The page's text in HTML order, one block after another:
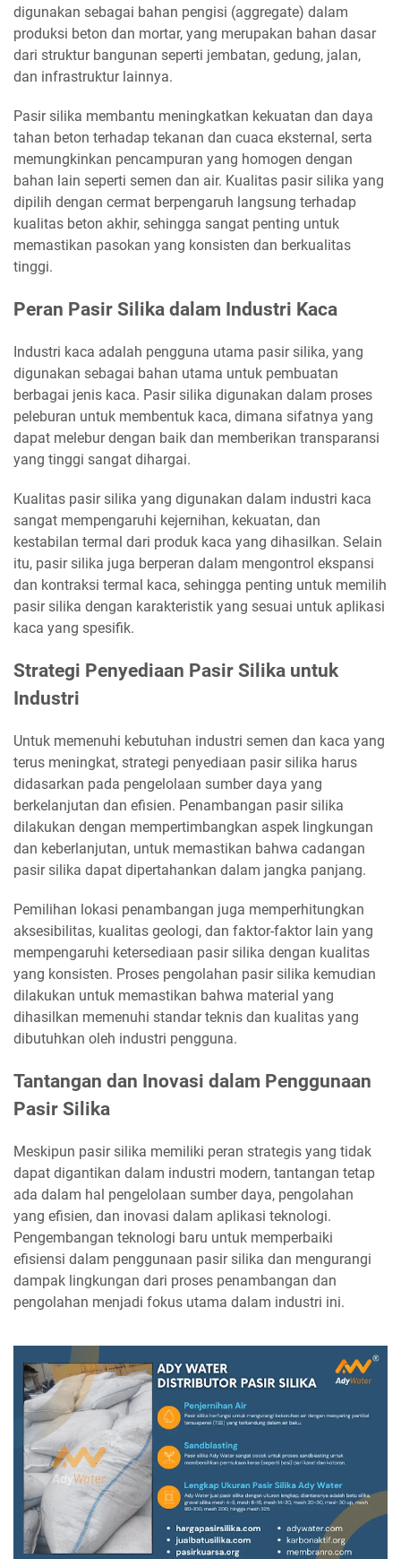
digunakan sebagai bahan pengisi (aggregate) dalam
produksi beton dan mortar, yang merupakan bahan dasar
dari struktur bangunan seperti jembatan, gedung, jalan,
dan infrastruktur lainnya.
Pasir silika membantu meningkatkan kekuatan dan daya
tahan beton terhadap tekanan dan cuaca eksternal, serta
memungkinkan pencampuran yang homogen dengan
bahan lain seperti semen dan air. Kualitas pasir silika yang
dipilih dengan cermat berpengaruh langsung terhadap
kualitas beton akhir, sehingga sangat penting untuk
memastikan pasokan yang konsisten dan berkualitas
tinggi.
Peran Pasir Silika dalam Industri Kaca
Industri kaca adalah pengguna utama pasir silika, yang
digunakan sebagai bahan utama untuk pembuatan
berbagai jenis kaca. Pasir silika digunakan dalam proses
peleburan untuk membentuk kaca, dimana sifatnya yang
dapat melebur dengan baik dan memberikan transparansi
yang tinggi sangat dihargai.
Kualitas pasir silika yang digunakan dalam industri kaca
sangat mempengaruhi kejernihan, kekuatan, dan
kestabilan termal dari produk kaca yang dihasilkan. Selain
itu, pasir silika juga berperan dalam mengontrol ekspansi
dan kontraksi termal kaca, sehingga penting untuk memilih
pasir silika dengan karakteristik yang sesuai untuk aplikasi
kaca yang spesifik.
Strategi Penyediaan Pasir Silika untuk
Industri
Untuk memenuhi kebutuhan industri semen dan kaca yang
terus meningkat, strategi penyediaan pasir silika harus
didasarkan pada pengelolaan sumber daya yang
berkelanjutan dan efisien. Penambangan pasir silika
dilakukan dengan mempertimbangkan aspek lingkungan
dan keberlanjutan, untuk memastikan bahwa cadangan
pasir silika dapat dipertahankan dalam jangka panjang.
Pemilihan lokasi penambangan juga memperhitungkan
aksesibilitas, kualitas geologi, dan faktor-faktor lain yang
mempengaruhi ketersediaan pasir silika dengan kualitas
yang konsisten. Proses pengolahan pasir silika kemudian
dilakukan untuk memastikan bahwa material yang
dihasilkan memenuhi standar teknis dan kualitas yang
dibutuhkan oleh industri pengguna.
Tantangan dan Inovasi dalam Penggunaan
Pasir Silika
Meskipun pasir silika memiliki peran strategis yang tidak
dapat digantikan dalam industri modern, tantangan tetap
ada dalam hal pengelolaan sumber daya, pengolahan
yang efisien, dan inovasi dalam aplikasi teknologi.
Pengembangan teknologi baru untuk memperbaiki
efisiensi dalam penggunaan pasir silika dan mengurangi
dampak lingkungan dari proses penambangan dan
pengolahan menjadi fokus utama dalam industri ini.